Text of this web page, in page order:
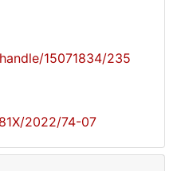
15071834/235
2022/74-07